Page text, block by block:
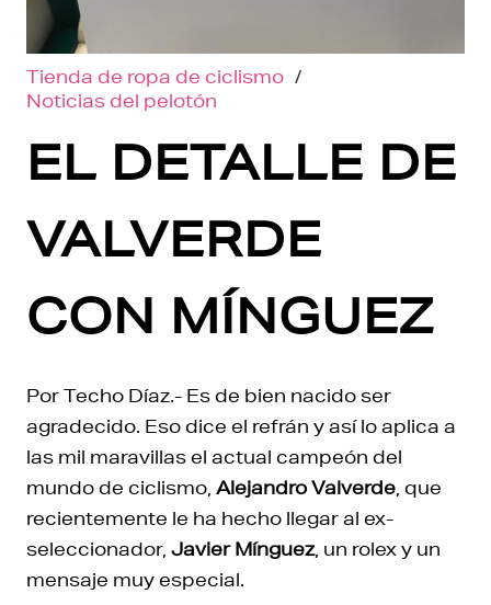
Tienda de ropa de ciclismo /
Noticias del pelotón
EL DETALLE DE
VALVERDE
CON MÍNGUEZ
Por Techo Díaz.- Es de bien nacido ser
agradecido. Eso dice el refrán y así lo aplica a
las mil maravillas el actual campeón del
mundo de ciclismo, Alejandro Valverde , que
recientemente le ha hecho llegar al ex-
seleccionador, Javier Mínguez, un rolex y un
mensaje muy especial.